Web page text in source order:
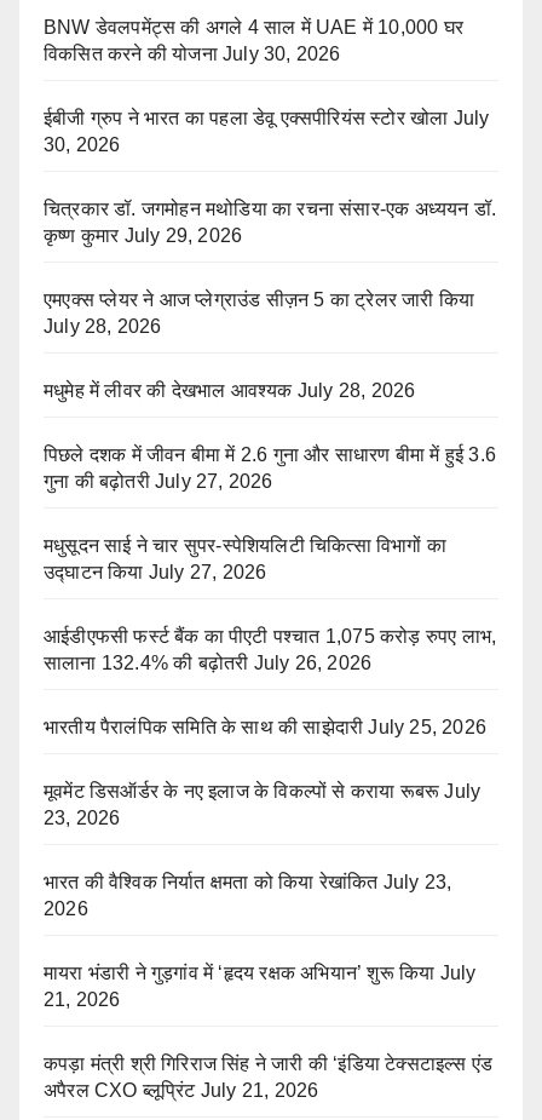
BNW डेवलपमेंट्स की अगले 4 साल में UAE में 10,000 घर
विकसित करने की योजना July 30, 2026
ईबीजी ग्रुप ने भारत का पहला डेवू एक्सपीरियंस स्टोर खोला July
30, 2026
चित्रकार डॉ. जगमोहन मथोडिया का रचना संसार-एक अध्ययन डॉ.
कृष्ण कुमार July 29, 2026
एमएक्स प्लेयर ने आज प्लेग्राउंड सीज़न 5 का ट्रेलर जारी किया
July 28, 2026
मधुमेह में लीवर की देखभाल आवश्यक July 28, 2026
पिछले दशक में जीवन बीमा में 2.6 गुना और साधारण बीमा में हुई 3.6
गुना की बढ़ोतरी July 27, 2026
मधुसूदन साई ने चार सुपर-स्पेशियलिटी चिकित्सा विभागों का
उद्घाटन किया July 27, 2026
आईडीएफसी फर्स्ट बैंक का पीएटी पश्चात 1,075 करोड़ रुपए लाभ,
सालाना 132.4% की बढ़ोतरी July 26, 2026
भारतीय पैरालंपिक समिति के साथ की साझेदारी July 25, 2026
मूवमेंट डिसऑर्डर के नए इलाज के विकल्पों से कराया रूबरू July
23, 2026
भारत की वैश्विक निर्यात क्षमता को किया रेखांकित July 23,
2026
मायरा भंडारी ने गुड़गांव में ‘हृदय रक्षक अभियान’ शुरू किया July
21, 2026
कपड़ा मंत्री श्री गिरिराज सिंह ने जारी की ‘इंडिया टेक्सटाइल्स एंड
अपैरल CXO ब्लूप्रिंट July 21, 2026